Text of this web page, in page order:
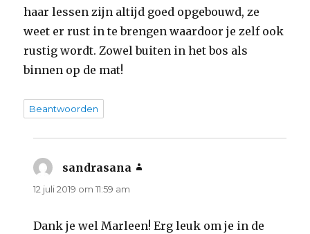
haar lessen zijn altijd goed opgebouwd, ze
weet er rust in te brengen waardoor je zelf ook
rustig wordt. Zowel buiten in het bos als
binnen op de mat!
Beantwoorden
sandrasana
12 juli 2019 om 11:59 am
Dank je wel Marleen! Erg leuk om je in de